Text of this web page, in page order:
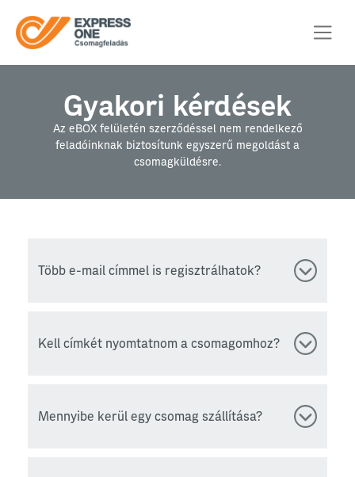
Gyakori kérdések
Az eBOX felületén szerződéssel nem rendelkező
feladóinknak biztosítunk egyszerű megoldást a
csomagküldésre.
Több e-mail címmel is regisztrálhatok?
Kell címkét nyomtatnom a csomagomhoz?
Mennyibe kerül egy csomag szállítása?